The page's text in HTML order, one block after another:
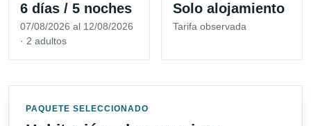
6 días / 5 noches
07/08/2026 al 12/08/2026
· 2 adultos
Solo alojamiento
Tarifa observada
PAQUETE SELECCIONADO